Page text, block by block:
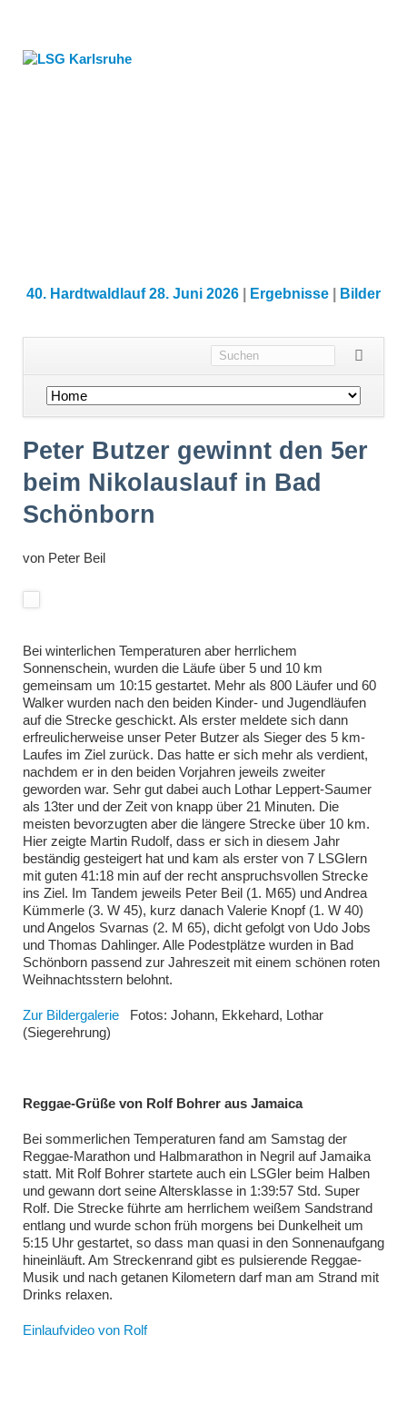
40. Hardtwaldlauf 28. Juni 2026 Ergebnisse Bilder
Navigation
Peter Butzer gewinnt den 5er
beim Nikolauslauf in Bad
Schönborn
von Peter Beil
Bei winterlichen Temperaturen aber herrlichem
Sonnenschein, wurden die Läufe über 5 und 10 km
gemeinsam um 10:15 gestartet. Mehr als 800 Läufer und 60
Walker wurden nach den beiden Kinder- und Jugendläufen
auf die Strecke geschickt. Als erster meldete sich dann
erfreulicherweise unser Peter Butzer als Sieger des 5 km-
Laufes im Ziel zurück. Das hatte er sich mehr als verdient,
nachdem er in den beiden Vorjahren jeweils zweiter
geworden war. Sehr gut dabei auch Lothar Leppert-Saumer
als 13ter und der Zeit von knapp über 21 Minuten. Die
meisten bevorzugten aber die längere Strecke über 10 km.
Hier zeigte Martin Rudolf, dass er sich in diesem Jahr
beständig gesteigert hat und kam als erster von 7 LSGlern
mit guten 41:18 min auf der recht anspruchsvollen Strecke
ins Ziel. Im Tandem jeweils Peter Beil (1. M65) und Andrea
Kümmerle (3. W 45), kurz danach Valerie Knopf (1. W 40)
und Angelos Svarnas (2. M 65), dicht gefolgt von Udo Jobs
und Thomas Dahlinger. Alle Podestplätze wurden in Bad
Schönborn passend zur Jahreszeit mit einem schönen roten
Weihnachtsstern belohnt.
Zur BildergalerieFotos: Johann, Ekkehard, Lothar
(Siegerehrung)
Reggae-Grüße von Rolf Bohrer aus Jamaica
Bei sommerlichen Temperaturen fand am Samstag der
Reggae-Marathon und Halbmarathon in Negril auf Jamaika
statt. Mit Rolf Bohrer startete auch ein LSGler beim Halben
und gewann dort seine Altersklasse in 1:39:57 Std. Super
Rolf. Die Strecke führte am herrlichem weißem Sandstrand
entlang und wurde schon früh morgens bei Dunkelheit um
5:15 Uhr gestartet, so dass man quasi in den Sonnenaufgang
hineinläuft. Am Streckenrand gibt es pulsierende Reggae-
Musik und nach getanen Kilometern darf man am Strand mit
Drinks relaxen.
Einlaufvideo von Rolf